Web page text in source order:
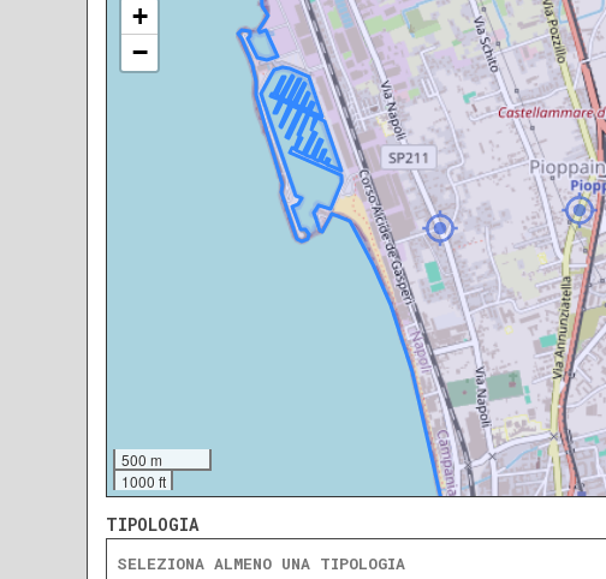
+
−
500 m
1000 ft
TIPOLOGIA